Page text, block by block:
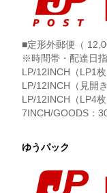
■定形外郵便（
※時間帯・配達日指
LP/12INCH（LP1
LP/12INCH（見開
LP/12INCH（LP4
7INCH/GOODS：
ゆうパック